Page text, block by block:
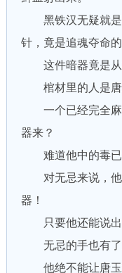
黑铁汉无疑就是
针，竟是追魂夺命的
这件暗器竟是从
棺材里的人是唐
一个已经完全麻
器来？
难道他中的毒已
对无忌来说，他
器！
只要他还能说出
无忌的手也有了
他绝不能让唐玉